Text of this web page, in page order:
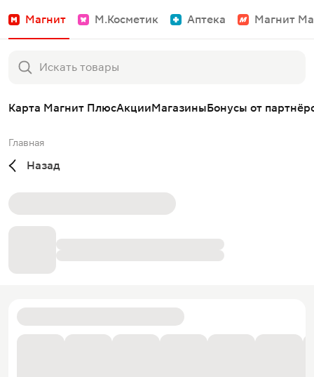
Магнит М.Косметик Аптека Магнит
Карта Магнит ПлюсАкцииМагазиныБонусы от
Главная
Назад